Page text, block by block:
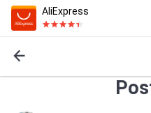
AliExpress